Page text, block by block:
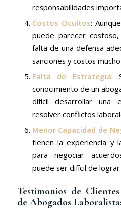
responsabilidades
Costos Ocultos:
puede parecer
falta de una defensa
sanciones y costos
Falta de Estrategia:
conocimiento de un
difícil desarrollar una
resolver conflictos
Menor Capacidad de
tienen la experiencia y
para negociar
puede ser difícil de lograr
Testimonios de
de Abogados